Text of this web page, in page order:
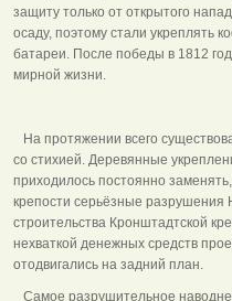
защиту только от открытого
осаду, поэтому стали укреплять
батареи. После победы в 1812
мирной жизни.
На протяжении всего
со стихией. Деревянные
приходилось постоянно
крепости серьёзные разрушения
строительства Кронштадтской
нехваткой денежных средств
отодвигались на задний план.
Самое разрушительное